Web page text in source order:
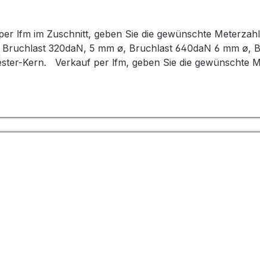
lfm im Zuschnitt, geben Sie die gewünschte
320daN, 5 mm ø, Bruchlast 640daN 6 mm ø,
Kern. Verkauf per lfm, geben Sie die gewünschte